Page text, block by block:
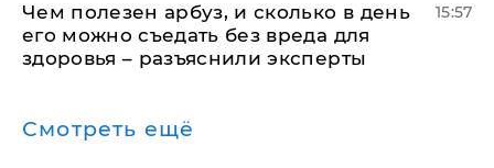
Чем полезен арбуз, и сколько в день
его можно съедать без вреда для
здоровья – разъяснили эксперты
15:57
Смотреть ещё